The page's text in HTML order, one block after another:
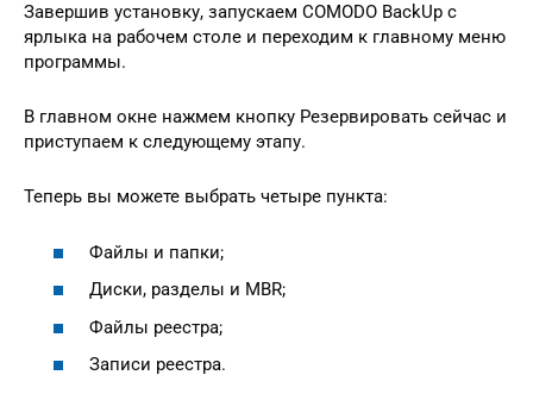
Завершив установку, запускаем COMODO BackUp с
ярлыка на рабочем столе и переходим к главному меню
программы.
В главном окне нажмем кнопку Резервировать сейчас и
приступаем к следующему этапу.
Теперь вы можете выбрать четыре пункта:
Файлы и папки;
Диски, разделы и MBR;
Файлы реестра;
Записи реестра.